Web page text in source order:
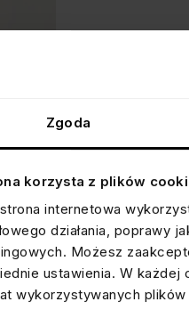
Zgoda
korzysta z plików
internetowa
działania, poprawy
Możesz
ustawienia. W
wykorzystywanych